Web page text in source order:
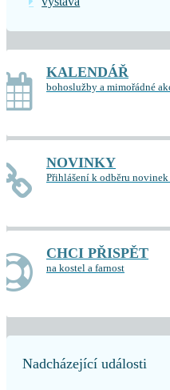
KALENDÁŘ
bohoslužby a mimořádné
NOVINKY
Přihlášení k odběru
CHCI PŘISPĚT
na kostel a farnost
Nadcházející události